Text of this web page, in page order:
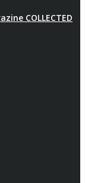
COLLECTED